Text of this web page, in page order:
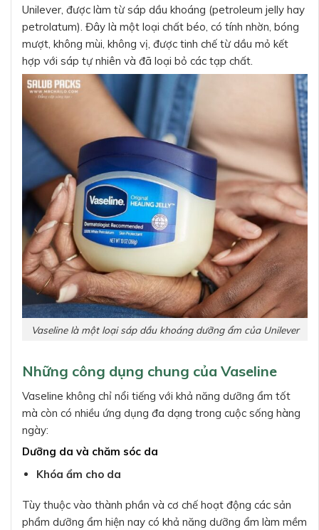
Unilever, được làm từ sáp dầu khoáng (petroleum jelly hay
petrolatum). Đây là một loại chất béo, có tính nhờn, bóng
mượt, không mùi, không vị, được tinh chế từ dầu mỏ kết
hợp với sáp tự nhiên và đã loại bỏ các tạp chất.
Vaseline là một loại sáp dầu khoáng dưỡng ẩm của Unilever
Những công dụng chung của Vaseline
Vaseline không chỉ nổi tiếng với khả năng dưỡng ẩm tốt
mà còn có nhiều ứng dụng đa dạng trong cuộc sống hàng
ngày:
Dưỡng da và chăm sóc da
Khóa ẩm cho da
Tùy thuộc vào thành phần và cơ chế hoạt động các sản
phẩm dưỡng ẩm hiện nay có khả năng dưỡng ẩm làm mềm